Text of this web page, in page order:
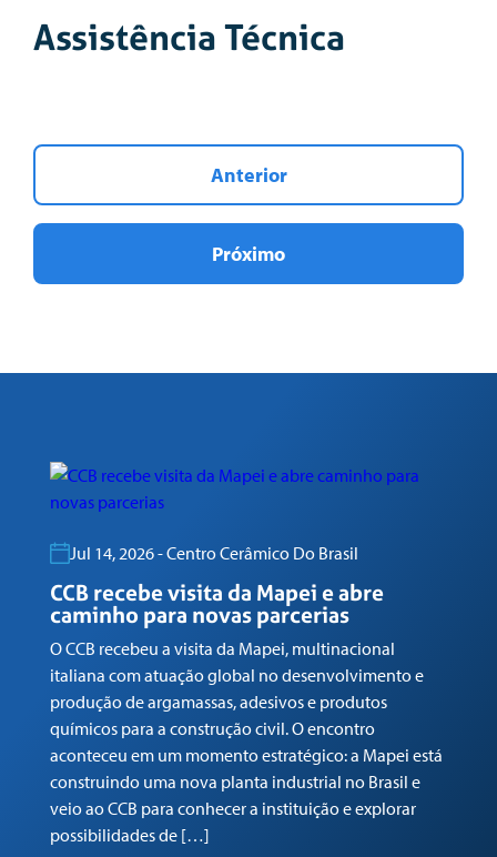
Assistência Técnica
Anterior
Próximo
Jul 14, 2026 - Centro Cerâmico Do Brasil
CCB recebe visita da Mapei e abre
caminho para novas parcerias
O CCB recebeu a visita da Mapei, multinacional
italiana com atuação global no desenvolvimento e
produção de argamassas, adesivos e produtos
químicos para a construção civil. O encontro
aconteceu em um momento estratégico: a Mapei está
construindo uma nova planta industrial no Brasil e
veio ao CCB para conhecer a instituição e explorar
possibilidades de […]